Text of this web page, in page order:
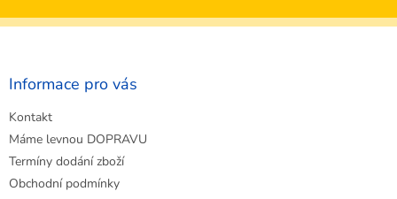
Z
Informace pro vás
Kontakt
Máme levnou DOPRAVU
Termíny dodání zboží
Obchodní podmínky